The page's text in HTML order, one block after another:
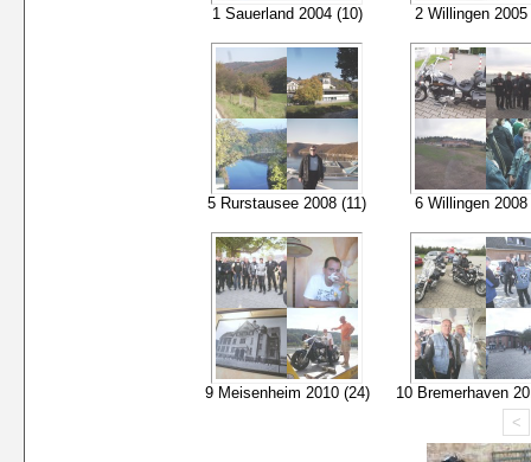
1 Sauerland 2004 (10) 2 Willingen 2005
5 Rurstausee 2008 (11) 6 Willingen 2008
9 Meisenheim 2010 (24)
10 Bremerhaven
<